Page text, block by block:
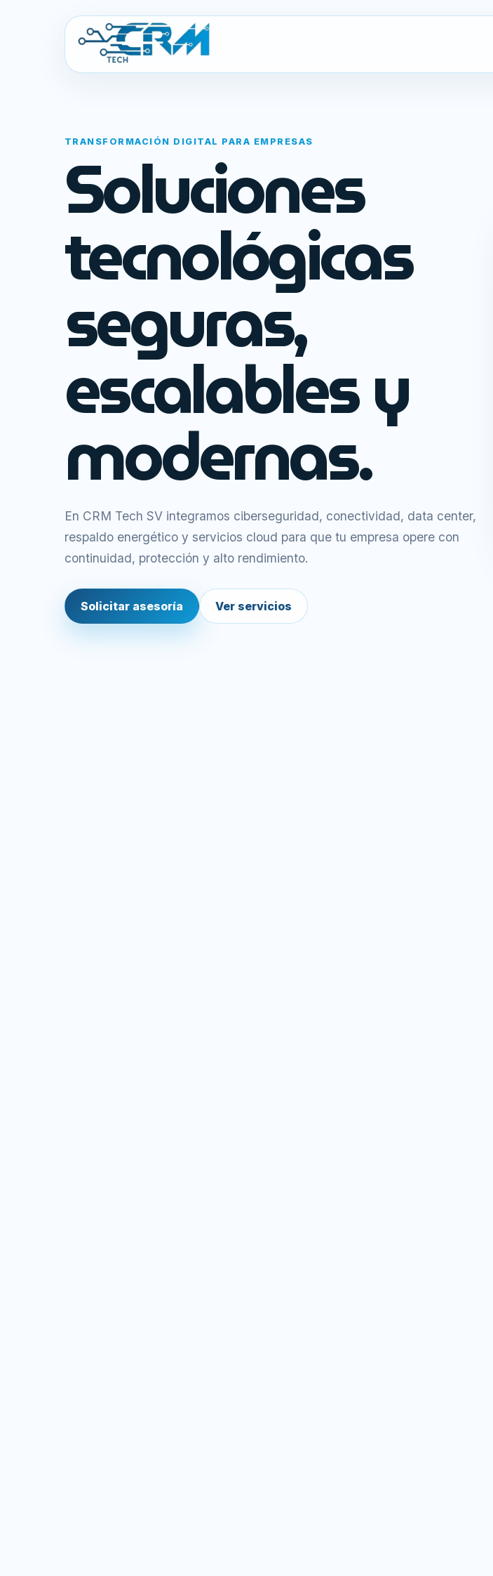
TRANSFORMACIÓN DIGITAL PARA EMPRESAS
Soluciones
tecnológicas
seguras,
escalables y
modernas.
En CRM Tech SV integramos ciberseguridad, conectividad, data center,
respaldo energético y servicios cloud para que tu empresa opere con
continuidad, protección y alto rendimiento.
Solicitar asesoría Ver servicios